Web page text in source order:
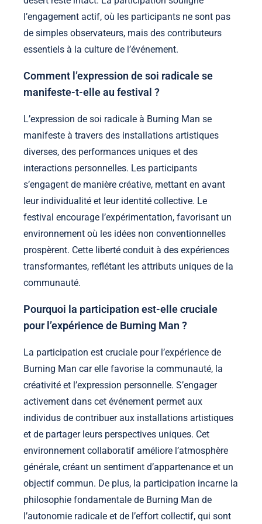
l’engagement actif, où les participants ne sont pas
de simples observateurs, mais des contributeurs
essentiels à la culture de l’événement.
Comment l’expression de soi radicale se
manifeste-t-elle au festival ?
L’expression de soi radicale à Burning Man se
manifeste à travers des installations artistiques
diverses, des performances uniques et des
interactions personnelles. Les participants
s’engagent de manière créative, mettant en avant
leur individualité et leur identité collective. Le
festival encourage l’expérimentation, favorisant un
environnement où les idées non conventionnelles
prospèrent. Cette liberté conduit à des expériences
transformantes, reflétant les attributs uniques de la
communauté.
Pourquoi la participation est-elle cruciale
pour l’expérience de Burning Man ?
La participation est cruciale pour l’expérience de
Burning Man car elle favorise la communauté, la
créativité et l’expression personnelle. S’engager
activement dans cet événement permet aux
individus de contribuer aux installations artistiques
et de partager leurs perspectives uniques. Cet
environnement collaboratif améliore l’atmosphère
générale, créant un sentiment d’appartenance et un
objectif commun. De plus, la participation incarne la
philosophie fondamentale de Burning Man de
l’autonomie radicale et de l’effort collectif, qui sont